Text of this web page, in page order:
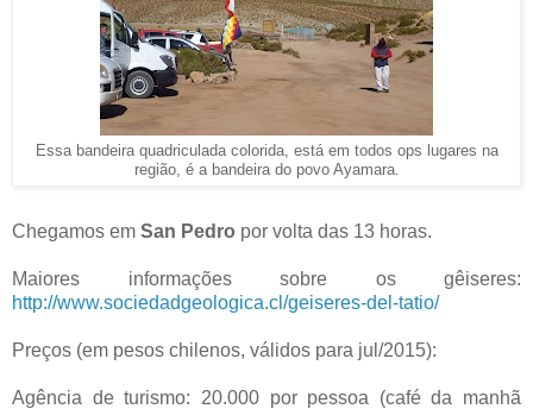
Essa bandeira quadriculada colorida, está em todos ops lugares na
região, é a bandeira do povo Ayamara.
Chegamos em San Pedro por volta das 13 horas.
Maiores informações sobre os gêiseres:
http://www.sociedadgeologica.cl/geiseres-del-tatio/
Preços (em pesos chilenos, válidos para jul/2015):
Agência de turismo: 20.000 por pessoa (café da manhã